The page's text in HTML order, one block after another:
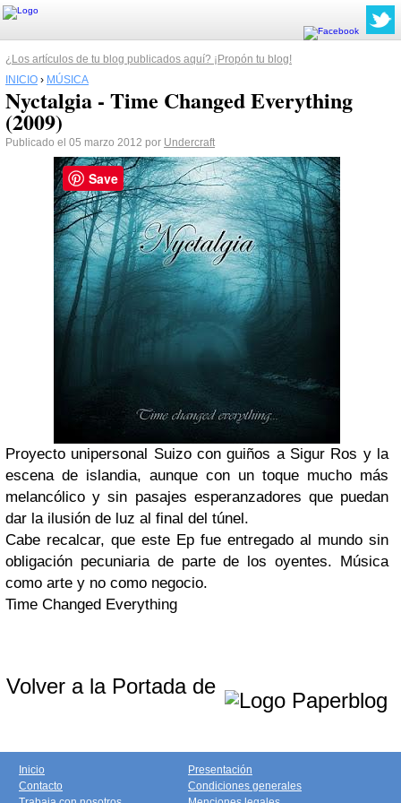
¿Los artículos de tu blog publicados aquí? ¡Propón tu blog!
INICIO › MÚSICA
Nyctalgia - Time Changed Everything
(2009)
Publicado el 05 marzo 2012 por Undercraft
Proyecto unipersonal Suizo con guiños a Sigur Ros y la
escena de islandia, aunque con un toque mucho más
melancólico y sin pasajes esperanzadores que puedan
dar la ilusión de luz al final del túnel.
Cabe recalcar, que este Ep fue entregado al mundo sin
obligación pecuniaria de parte de los oyentes. Música
como arte y no como negocio.
Time Changed Everything
Volver a la Portada de
Inicio
Contacto
Presentación
Condiciones generales
Save